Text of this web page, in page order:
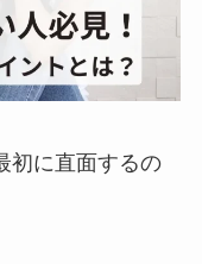
初に直面するの